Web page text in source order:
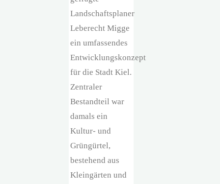
Landschaftsplaner
Leberecht Migge
ein umfassendes
Entwicklungskonzept
für die Stadt Kiel.
Zentraler
Bestandteil war
damals ein
Kultur- und
Grüngürtel,
bestehend aus
Kleingärten und